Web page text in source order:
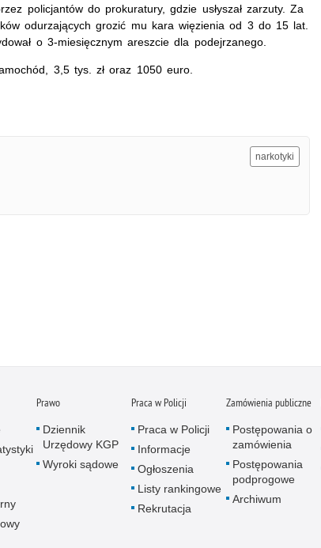
policjantów do prokuratury, gdzie usłyszał zarzuty. Za
odurzających grozić mu kara więzienia od 3 do 15 lat.
o 3-miesięcznym areszcie dla podejrzanego.
3,5 tys. zł oraz 1050 euro.
narkotyki
Prawo
Dziennik
Urzędowy KGP
Wyroki sądowe
Praca w Policji
Praca w Policji
Informacje
Ogłoszenia
Listy rankingowe
Rekrutacja
Zamówienia publiczne
Postępowania o
zamówienia
Postępowania
podprogowe
Archiwum